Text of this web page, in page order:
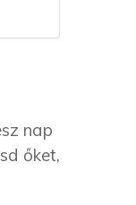
nap
őket,